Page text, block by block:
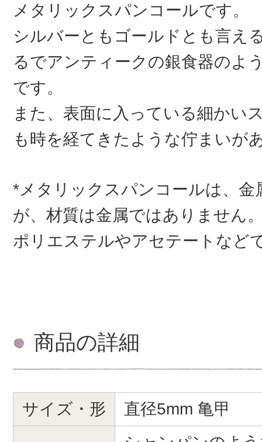
メタリックスパンコールです。
シルバーともゴールドとも言え
るでアンティークの銀食器のよ
です。
また、表面に入っている細かい
も時を経てきたような佇まいが
*メタリックスパンコールは、金
が、材質は金属ではありません
ポリエステルやアセテートなど
商品の詳細
サイズ・形
直径5mm 亀甲